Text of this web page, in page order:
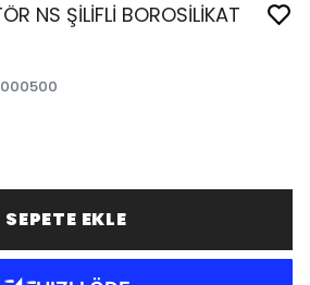
NS ŞİLİFLİ BOROSİLİKAT
SEPETE EKLE